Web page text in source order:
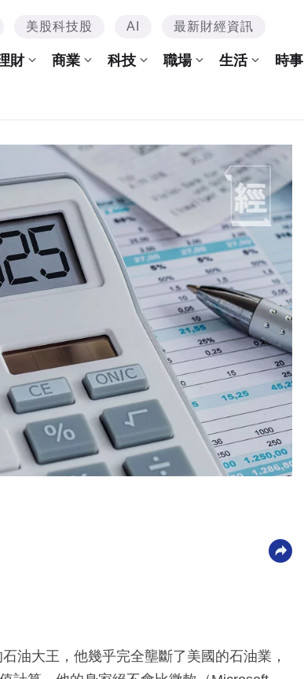
美股科技股 AI 最新財經資訊
財 商業 科技 職場 生活 時事
油大王，他幾乎完全壟斷了美國的石油業，